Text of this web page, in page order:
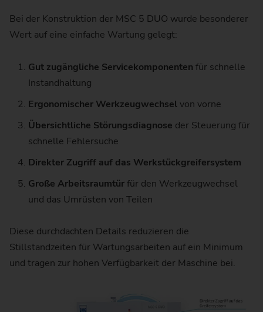
Bei der Konstruktion der MSC 5 DUO wurde besonderer
Wert auf eine einfache Wartung gelegt:
Gut zugängliche Servicekomponenten für schnelle
Instandhaltung
Ergonomischer Werkzeugwechselvon vorne
Übersichtliche Störungsdiagnose der Steuerung für
schnelle Fehlersuche
Direkter Zugriff auf das Werkstückgreifersystem
Große Arbeitsraumtürfür den Werkzeugwechsel
und das Umrüsten von Teilen
Diese durchdachten Details reduzieren die
Stillstandzeiten für Wartungsarbeiten auf ein Minimum
und tragen zur hohen Verfügbarkeit der Maschine bei.